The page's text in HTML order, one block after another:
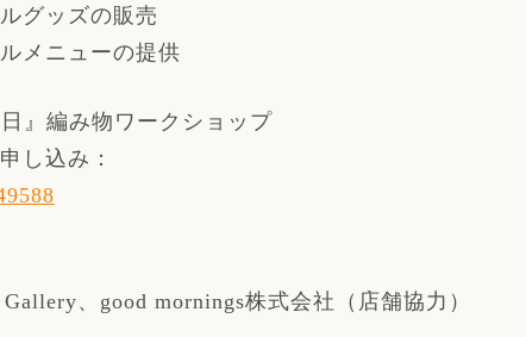
グッズの販売
メニューの提供
』編み物ワークショップ
し込み：
、good mornings株式会社（店舗協力）